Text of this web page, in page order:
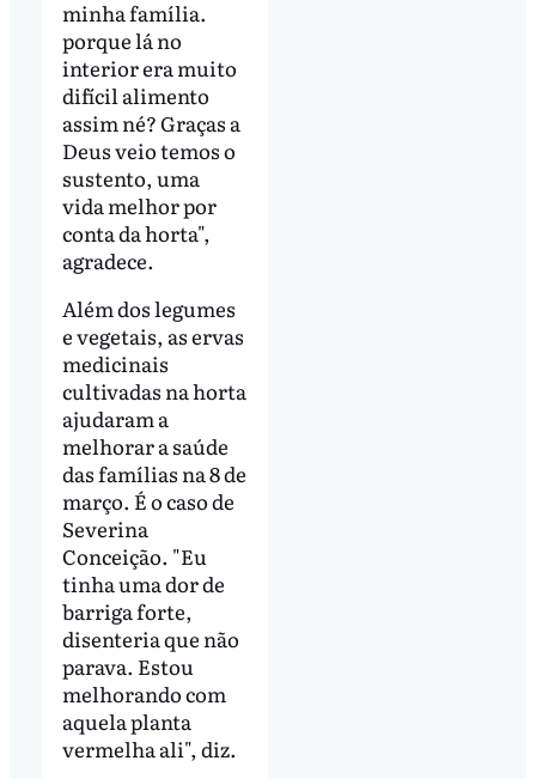
minha família.
porque lá no
interior era muito
difícil alimento
assim né? Graças a
Deus veio temos o
sustento, uma
vida melhor por
conta da horta",
agradece.
Além dos legumes
e vegetais, as ervas
medicinais
cultivadas na horta
ajudaram a
melhorar a saúde
das famílias na 8 de
março. É o caso de
Severina
Conceição. "Eu
tinha uma dor de
barriga forte,
disenteria que não
parava. Estou
melhorando com
aquela planta
vermelha ali", diz.